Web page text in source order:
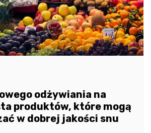
odżywiania na
produktów, które mogą
w dobrej jakości snu